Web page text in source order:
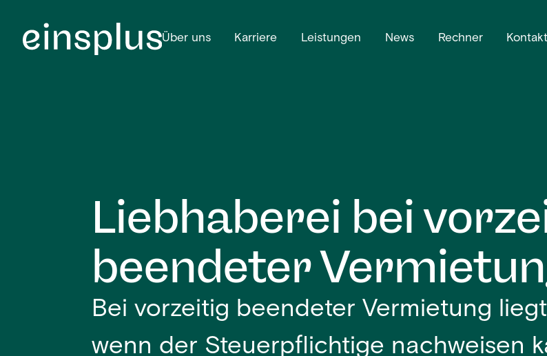
Über uns Karriere Leistungen News Rechner Kontakt
Liebhaberei bei
beendeter
Bei vorzeitig beendeter Vermietung
wenn der Steuerpflichtige nachweisen